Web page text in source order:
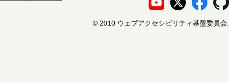
©️ 2010 ウェブアクセシビリティ基盤委員会.